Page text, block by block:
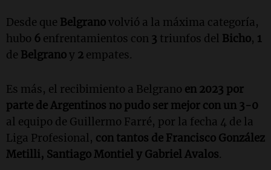
Desde que Belgranovolvió a la máxima categoría,
hubo 6 enfrentamientos con 3 triunfos del Bicho, 1
de Belgranoy 2 empates.
Es más, el recibimiento a Belgrano en 2023 por
parte de Argentinos no pudo ser mejor con un 3-0
al equipo de Guillermo Farré, por la fecha 4 de la
Liga Profesional, con tantos de Francisco González
Metilli, Santiago Montiel y Gabriel Avalos.